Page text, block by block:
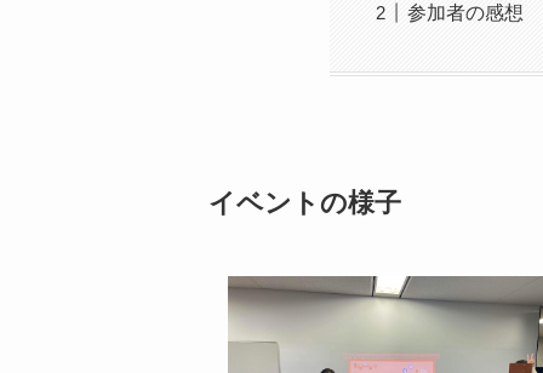
参加者の感想
イベントの様子